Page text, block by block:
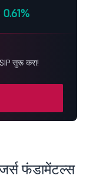
0.61%
सुरू करा!
फंडामेंटल्स